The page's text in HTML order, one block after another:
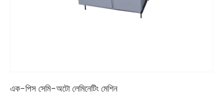
এক-পিস সেমি-অটো লেমিনেটিং মেশিন